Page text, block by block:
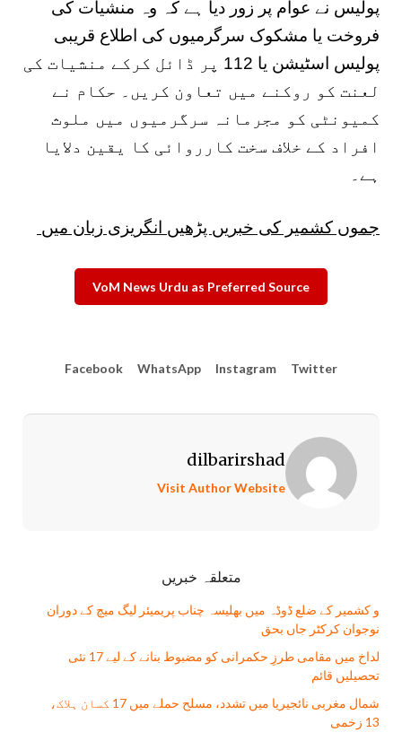
پولیس نے عوام پر زور دیا ہے کہ وہ منشیات کی
فروخت یا مشکوک سرگرمیوں کی اطلاع قریبی
پولیس اسٹیشن یا 112 پر ڈائل کرکے منشیات کی
لعنت کو روکنے میں تعاون کریں۔ حکام نے
کمیونٹی کو مجرمانہ سرگرمیوں میں ملوث
افراد کے خلاف سخت کارروائی کا یقین دلایا
ہے۔
جموں کشمیر کی خبریں پڑھیں انگریزی زبان میں
VoM News Urdu as Preferred Source
Facebook WhatsApp Instagram Twitter
dilbarirshad
Visit Author Website
متعلقہ خبریں
و کشمیر کے ضلع ڈوڈہ میں بھلیسہ چناب پریمیئر لیگ میچ کے دوران
نوجوان کرکٹر جاں بحق
لداخ میں مقامی طرزِ حکمرانی کو مضبوط بنانے کے لیے 17 نئی
تحصیلیں قائم
شمال مغربی نائجیریا میں تشدد، مسلح حملے میں 17 کسان ہلاک،
13 زخمی